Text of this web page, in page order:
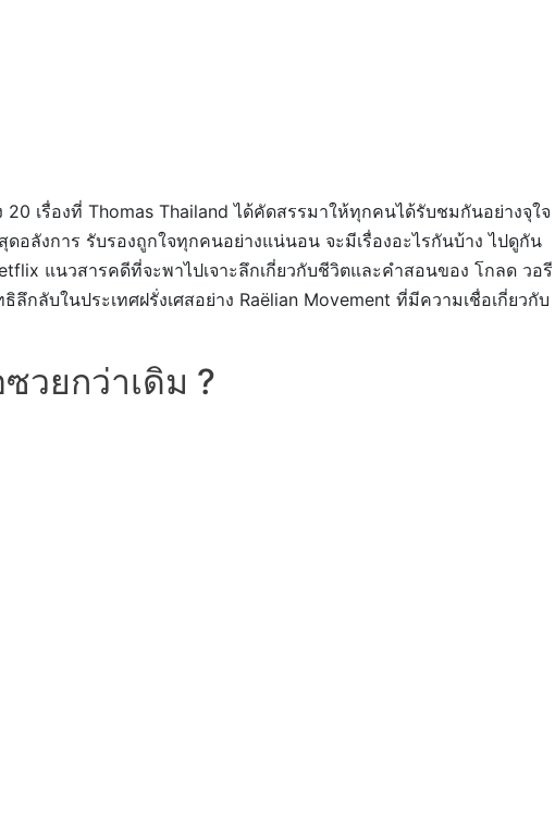
เรื่องที่ Thomas Thailand ได้คัดสรรมาให้ทุกคนได้รับชมกันอย่างจุใจ
ลังการ รับรองถูกใจทุกคนอย่างแน่นอน จะมีเรื่องอะไรกันบ้าง ไปดูกัน
แนวสารคดีที่จะพาไปเจาะลึกเกี่ยวกับชีวิตและคำสอนของ โกลด วอรี
ลับในประเทศฝรั่งเศสอย่าง Raëlian Movement ที่มีความเชื่อเกี่ยวกับ
วยกว่าเดิม ?